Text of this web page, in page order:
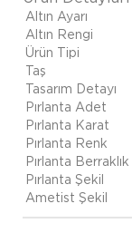
Altın Ayarı
Altın Rengi
Ürün Tipi
Taş
Tasarım Detayı
Pırlanta Adet
Pırlanta Karat
Pırlanta Renk
Pırlanta Berraklık
Pırlanta Şekil
Ametist Şekil